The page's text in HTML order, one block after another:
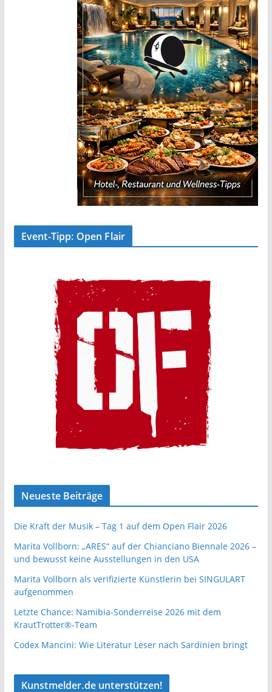
Event-Tipp: Open Flair
Neueste Beiträge
Die Kraft der Musik – Tag 1 auf dem Open Flair 2026
Marita Vollborn: „ARES“ auf der Chianciano Biennale 2026 –
und bewusst keine Ausstellungen in den USA
Marita Vollborn als verifizierte Künstlerin bei SINGULART
aufgenommen
Letzte Chance: Namibia-Sonderreise 2026 mit dem
KrautTrotter®-Team
Codex Mancini: Wie Literatur Leser nach Sardinien bringt
Kunstmelder.de unterstützen!